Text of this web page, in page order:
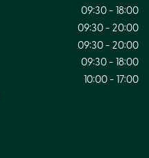
09:30 - 18:00
09:30 - 20:00
09:30 - 20:00
09:30 - 18:00
10:00 - 17:00